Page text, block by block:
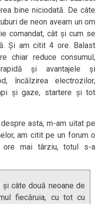
bine niciodată. De câte
de neon aveam un om
comandat, cât și cum se
Și am citit 4 ore. Balast
chiar reduce consumul,
și avantajele și
încălzirea electrozilor,
și gaze, startere și tot
asta, m-am uitat pe
am citit pe un forum o
mai târziu, totul s-a
câte două neoane de
fiecăruia, cu tot cu